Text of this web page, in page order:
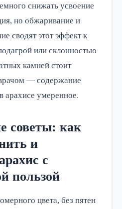
снижать усвоение
но обжаривание и
сводят этот эффект к
или склонностью
камней стоит
врачом — содержание
арахисе умеренное.
советы: как
и
с
пользой
цвета, без пятен